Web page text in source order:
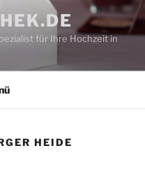
für Ihre Hochzeit in
HEIDE